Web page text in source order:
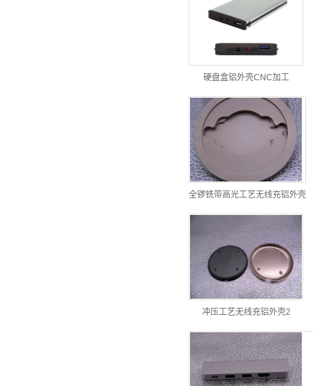
硬盘盒铝外壳CNC加工
全锣铣带高光工艺无线充铝外壳
冲压工艺无线充铝外壳2